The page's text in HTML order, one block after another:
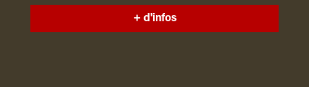
+ d'infos